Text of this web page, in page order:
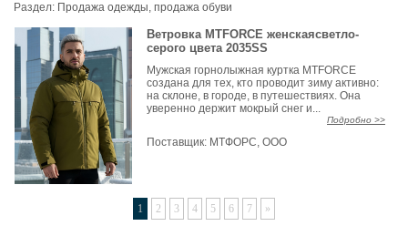
Раздел: Продажа одежды, продажа обуви
Ветровка MTFORCE женскаясветло-
серого цвета 2035SS
Мужская горнолыжная куртка MTFORCE
создана для тех, кто проводит зиму активно:
на склоне, в городе, в путешествиях. Она
уверенно держит мокрый снег и...
Подробно >>
Поставщик: МТФОРС, ООО
1 2 3 4 5 6 7 »